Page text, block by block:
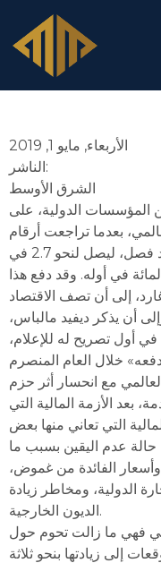
لعلاج معضلة النمو
الأربعاء, مايو 1, 2019
الناشر:
الشرق الأوسط
المؤسسات الدولية، على
بعدما تراجعت أرقام
النمو الفعلية للعام الماضي، فصلاً بعد فصل، ليصل لنحو 2.7 في
العام، بعدما بلغ 3.3 في المائة في أوله. وقد دفع هذا
إلى أن تصف الاقتصاد
أن يذكر ديفيد مالباس،
أول تصريح له للإعلام،
مع انحسار أثر حزم
بعد الأزمة المالية التي
والضغوط المالية التي تعاني منها بعض
حالة عدم اليقين بسبب ما
الفائدة من غموض،
الدولية، ومخاطر زيادة
الديون الخارجية.
فهي ما زالت تحوم حول
إلى زيادتها بنحو ثلاثة